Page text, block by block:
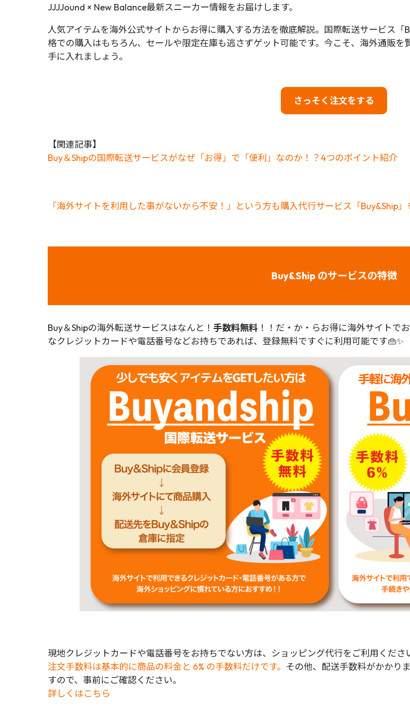
JJJJound × New Balance最新スニーカー情報をお届けします。
人気アイテムを海外公式サイトからお得に購入する方法を徹底解説。国際転送サービス
格での購入はもちろん、セールや限定在庫も逃さずゲット可能です。今こそ、海外通販
手に入れましょう。
さっそく注文をする
【関連記事】
Buy＆Shipの国際転送サービスがなぜ「お得」で「便利」なのか！？4つのポイント紹介
「海外サイトを利用した事がないから不安！」という方も購入代行サービス「Buy&Ship
Buy&Ship のサービスの特徴
Buy＆Shipの海外転送サービスはなんと！ 手数料無料 ！！だ・か・らお得に海外サイトで
なクレジットカードや電話番号などお持ちであれば、登録無料ですぐに利用可能です👜✨
現地クレジットカードや電話番号をお持ちでない方は、ショッピング代行をご利用くださ
注文手数料は基本的に商品の料金と 6% の手数料だけです。 その他、配送手数料がかかり
すので、事前にご確認ください。
詳しくはこちら